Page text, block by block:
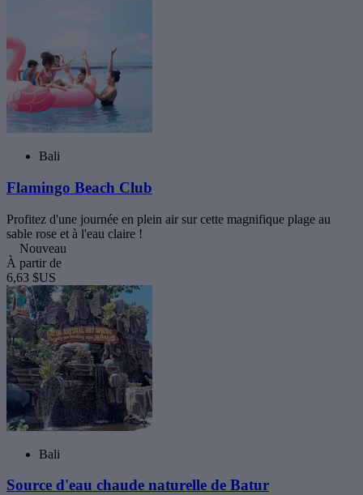
Bali
Flamingo Beach Club
Profitez d'une journée en plein air sur cette magnifique plage au
sable rose et à l'eau claire !
Nouveau
À partir de
6,63 $US
Bali
Source d'eau chaude naturelle de Batur